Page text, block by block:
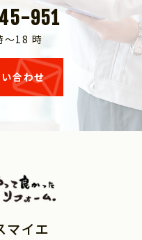
951
～18 時
合わせ
マイエ